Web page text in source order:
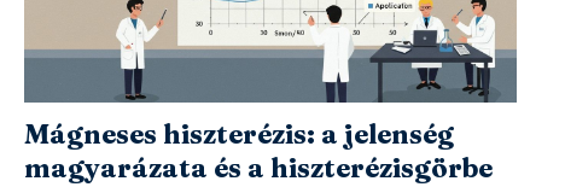
Mágneses hiszterézis: a jelenség
magyarázata és a hiszterézisgörbe